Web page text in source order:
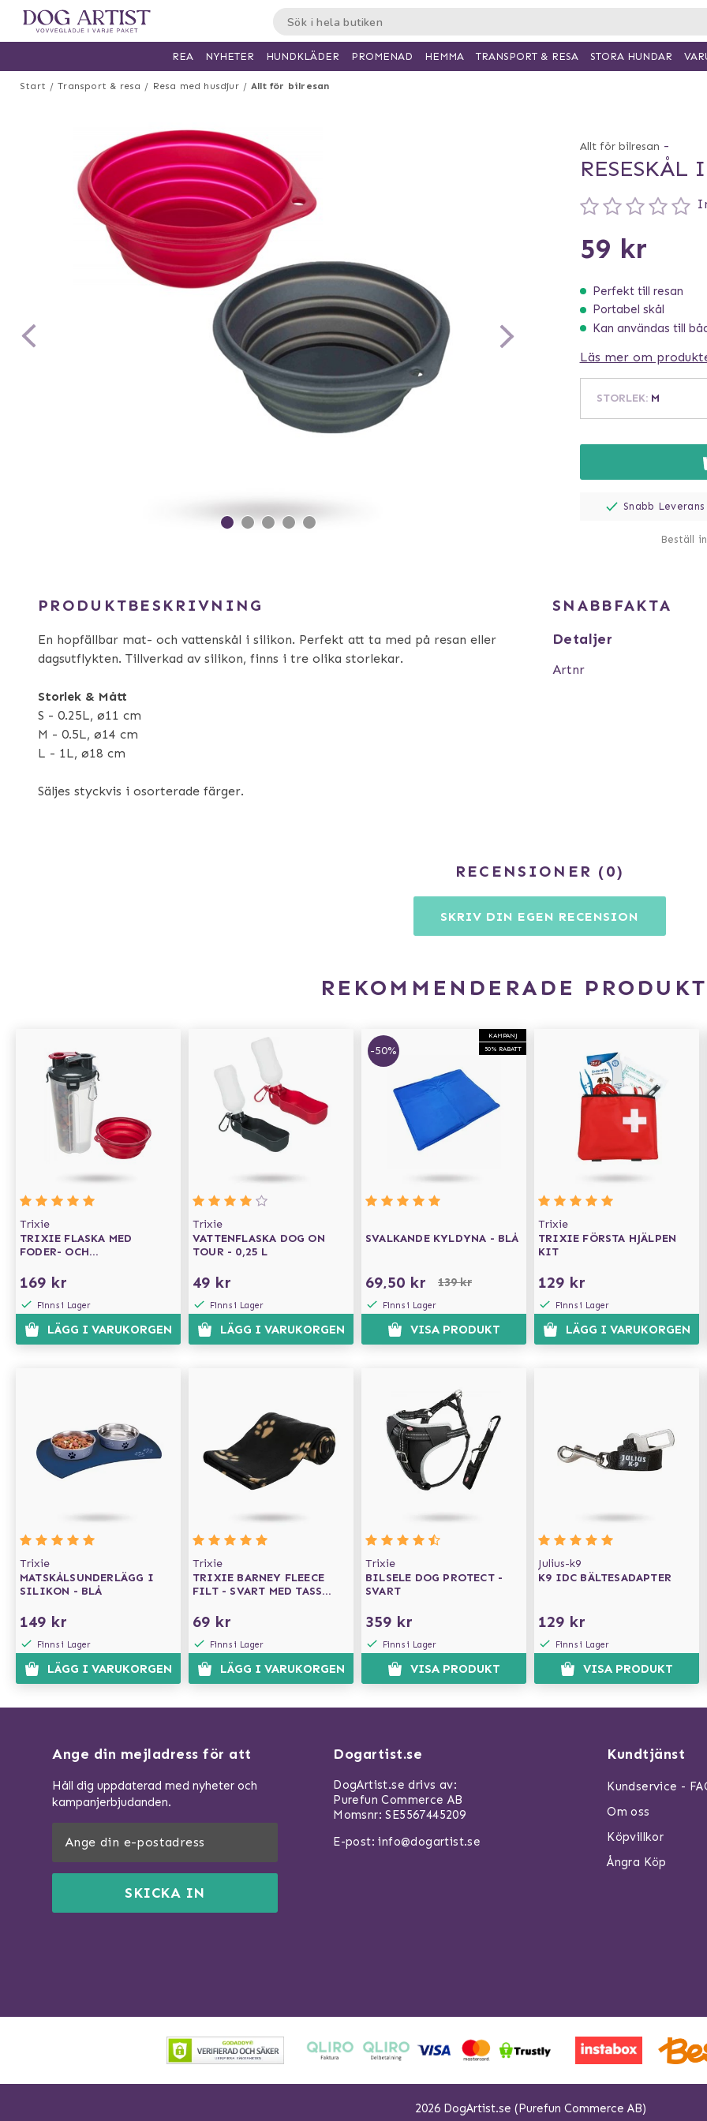
Start Transport & resa Resa med husdjur Allt för bilresan
Allt för bilresan -
59 kr
Perfekt till resan
Portabel skål
Kan användas till
Läs mer om
STORLEK: M
Snabb Leverans
Beställ
PRODUKTBESKRIVNING
En hopfällbar mat- och vattenskål i silikon. Perfekt att ta med på resan eller
dagsutflykten. Tillverkad av silikon, finns i tre olika storlekar.
Storlek & Mått
S - 0.25L, ø11 cm
M - 0.5L, ø14 cm
L - 1L, ø18 cm
Säljes styckvis i osorterade färger.
SNABBFAKTA
Detaljer
Artnr
RECENSIONER 0
SKRIV DIN EGEN RECENSION
REKOMMENDERADE
Trixie
TRIXIE FLASKA MED
FODER- OCH
RESESKÅL
169 kr
Finns i Lager
LÄGG I VARUKORGEN
Trixie
VATTENFLASKA DOG ON
TOUR - 0,25 L
49 kr
Finns i Lager
LÄGG I VARUKORGEN
KAMPANJ
50% RABATT
-50%
SVALKANDE KYLDYNA - BLÅ
69,50 kr 139 kr
Finns i Lager
VISA PRODUKT
Trixie
TRIXIE FÖRSTA HJÄLPEN
KIT
129 kr
Finns i Lager
LÄGG I VARUKORGEN
Trixie
MATSKÅLSUNDERLÄGG I
SILIKON - BLÅ
149 kr
Finns i Lager
LÄGG I VARUKORGEN
Trixie
TRIXIE BARNEY FLEECE
FILT - SVART MED TASS
69 kr
Finns i Lager
LÄGG I VARUKORGEN
Trixie
BILSELE DOG PROTECT -
SVART
359 kr
Finns i Lager
VISA PRODUKT
Julius-k9
K9 IDC BÄLTESADAPTER
129 kr
Finns i Lager
VISA PRODUKT
REA NYHETER HUNDKLÄDER PROMENAD HEMMA TRANSPORT & RESA STORA HUNDAR
Ange din mejladress för att
Håll dig uppdaterad med nyheter och
kampanjerbjudanden.
SKICKA IN
Dogartist.se
DogArtist.se drivs av:
Purefun Commerce AB
Momsnr: SE5567445209
E-post:info@dogartist.se
Kundtjänst
Kundservice -
Om oss
Köpvillkor
Ångra Köp
2026 DogArtist.se (Purefun Commerce AB)